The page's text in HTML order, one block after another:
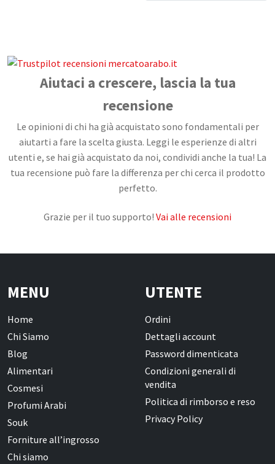
Aiutaci a crescere, lascia la tua
recensione
Le opinioni di chi ha già acquistato sono fondamentali per
aiutarti a fare la scelta giusta. Leggi le esperienze di altri
utenti e, se hai già acquistato da noi, condividi anche la tua! La
tua recensione può fare la differenza per chi cerca il prodotto
perfetto.
Grazie per il tuo supporto! Vai alle recensioni
MENU
Home
Chi Siamo
Blog
Alimentari
Cosmesi
Profumi Arabi
Souk
Forniture all’ingrosso
Chi siamo
UTENTE
Ordini
Dettagli account
Password dimenticata
Condizioni generali di
vendita
Politica di rimborso e reso
Privacy Policy